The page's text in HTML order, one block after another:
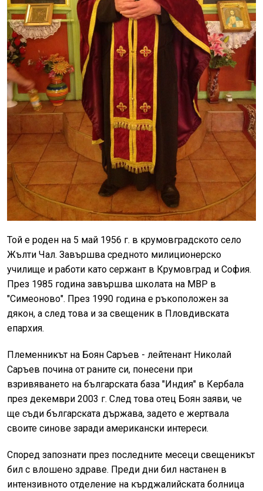
Той е роден на 5 май 1956 г. в крумовградското село
Жълти Чал. Завършва средното милиционерско
училище и работи като сержант в Крумовград и София.
През 1985 година завършва школата на МВР в
"Симеоново". През 1990 година е ръкоположен за
дякон, а след това и за свещеник в Пловдивската
епархия.
Племенникът на Боян Саръев - лейтенант Николай
Саръев почина от раните си, понесени при
взривяването на българската база "Индия" в Кербала
през декември 2003 г. След това отец Боян заяви, че
ще съди българската държава, задето е жертвала
своите синове заради американски интереси.
Според запознати през последните месеци свещеникът
бил с влошено здраве. Преди дни бил настанен в
интензивното отделение на кърджалийската болница